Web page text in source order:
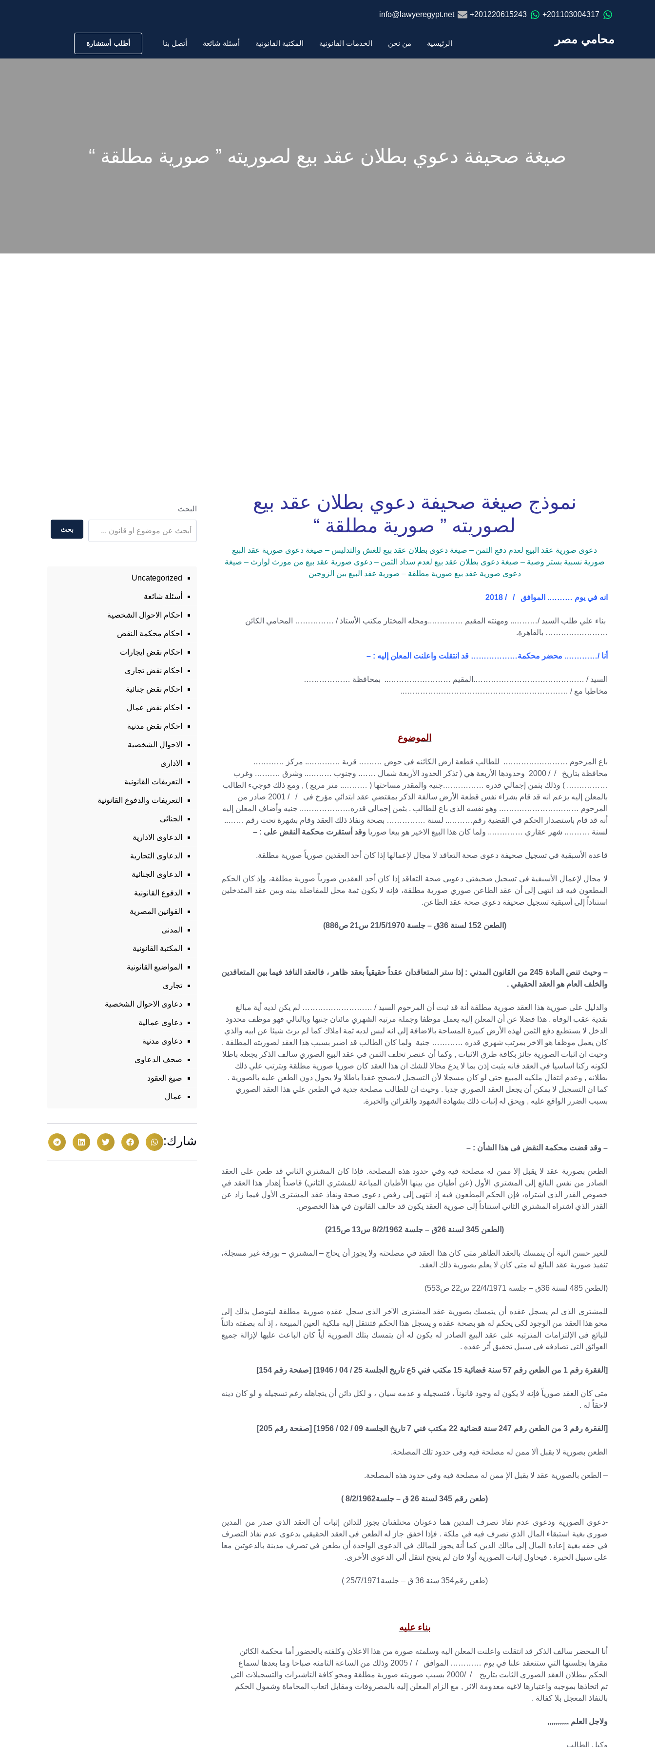
201103004317+
201220615243+
info@lawyeregypt.net
محامي مصر الرئيسية من نحن الخدمات القانونية المكتبة القانونية أسئلة شائعة أتصل بنا أطلب أستشارة
صيغة صحيفة دعوي بطلان عقد بيع لصوريته ” صورية مطلقة “
نموذج صيغة صحيفة دعوي بطلان عقد بيع
لصوريته ” صورية مطلقة “
دعوى صورية عقد البيع لعدم دفع الثمن – صيغة دعوى بطلان عقد بيع للغش والتدليس – صيغة دعوى صورية عقد البيع
صورية نسبية بستر وصية – صيغة دعوى بطلان عقد بيع لعدم سداد الثمن – دعوى صورية عقد بيع من مورث لوارث – صيغة
دعوى صورية عقد بيع صورية مطلقة – صورية عقد البيع بين الزوجين
انه في يوم ………. الموافق / / 2018
بناء علي طلب السيد /……….. ومهنته المقيم …………..ومحله المختار مكتب الأستاذ / …………… المحامي الكائن
…………………… بالقاهرة.
أنا /…………. محضر محكمة……………… قد انتقلت واعلنت المعلن إليه : –
السيد / …………………………………….المقيم …………………….. بمحافظة ………………
مخاطبا مع / ………………………………………………………..
الموضوع
باع المرحوم ……………………. للطالب قطعة ارض الكائنه فى حوض ……… قرية ………….. مركز …………
محافظة بتاريخ / / 2000 وحدودها الأربعة هي ( تذكر الحدود الأربعة شمال ……. وجنوب ……….. وشرق ………. وغرب
……………. ) وذلك بثمن إجمالي قدره …………….جنيه والمقدر مساحتها ( ……….. متر مربع ) , ومع ذلك فوجيء الطالب
بالمعلن إليه يزعم انه قد قام بشراء نفس قطعة الأرض سالفة الذكر بمقتضي عقد ابتدائي مؤرخ فى / / 2001 صادر من
المرحوم …………………………. وهو نفسه الذي باع للطالب . بثمن إجمالي قدره……………….. جنيه وأضاف المعلن إليه
أنه قد قام باستصدار الحكم في القضية رقم……….. لسنة …………… بصحة ونفاذ ذلك العقد وقام بشهرة تحت رقم ……..
لسنة ………. شهر عقاري ………….. ولما كان هذا البيع الاخير هو بيعا صوريا وقد أستقرت محكمة النقض على : –
قاعدة الأسبقية في تسجيل صحيفة دعوى صحة التعاقد لا مجال لإعمالها إذا كان أحد العقدين صورياً صورية مطلقة.
لا مجال لإعمال الأسبقية في تسجيل صحيفتي دعويي صحة التعاقد إذا كان أحد العقدين صورياً صورية مطلقة، وإذ كان الحكم
المطعون فيه قد انتهى إلى أن عقد الطاعن صوري صورية مطلقة، فإنه لا يكون ثمة محل للمفاضلة بينه وبين عقد المتدخلين
استناداً إلى أسبقية تسجيل صحيفة دعوى صحة عقد الطاعن.
(الطعن 152 لسنة 36ق – جلسة 21/5/1970 س21 ص886)
– وحيث تنص المادة 245 من القانون المدني : إذا ستر المتعاقدان عقداً حقيقياً بعقد ظاهر ، فالعقد النافذ فيما بين المتعاقدين
والخلف العام هو العقد الحقيقي .
والدليل على صورية هذا العقد صورية مطلقة أنة قد ثبت أن المرحوم السيد / ……………………… لم يكن لديه أية مبالغ
نقدية عقب الوفاة . هذا فضلا عن أن المعلن إليه يعمل موظفا وجملة مرتبه الشهري مائتان جنيها وبالتالي فهو موظف محدود
الدخل لا يستطيع دفع الثمن لهذه الأرض كبيرة المساحة بالاضافة إلي انه ليس لديه ثمة املاك كما لم يرث شيئا عن ابيه والذي
كان يعمل موظفا هو الاخر بمرتب شهري قدره ………… جنية ولما كان الطالب قد اضير بسبب هذا العقد لصوريته المطلقة .
وحيث ان اثبات الصورية جائز بكافة طرق الاثبات , وكما أن عنصر تخلف الثمن في عقد البيع الصوري سالف الذكر يجعله باطلا
لكونه ركنا اساسيا في العقد فانه يثبت إذن بما لا يدع مجالا للشك ان هذا العقد كان صوريا صورية مطلقة ويترتب علي ذلك
بطلانه , وعدم انتقال ملكيه المبيع حتي لو كان مسجلا لأن التسجيل لايصحح عقدا باطلا ولا يحول دون الطعن عليه بالصورية .
كما ان التسجيل لا يمكن أن يجعل العقد الصوري جديا . وحيث ان للطالب مصلحة جدية في الطعن علي هذا العقد الصوري
بسبب الضرر الواقع عليه , ويحق له إثبات ذلك بشهادة الشهود والقرائن والخبرة.
– وقد قضت محكمة النقض فى هذا الشأن : –
الطعن بصورية عقد لا يقبل إلا ممن له مصلحة فيه وفي حدود هذه المصلحة. فإذا كان المشتري الثاني قد طعن على العقد
الصادر من نفس البائع إلى المشتري الأول (عن أطيان من بينها الأطيان المباعة للمشتري الثاني) قاصداً إهدار هذا العقد في
خصوص القدر الذي اشتراه، فإن الحكم المطعون فيه إذ انتهى إلى رفض دعوى صحة ونفاذ عقد المشتري الأول فيما زاد عن
القدر الذي اشتراه المشتري الثاني استناداً إلى صورية العقد يكون قد خالف القانون في هذا الخصوص.
(الطعن 345 لسنة 26ق – جلسة 8/2/1962 س13 ص215)
للغير حسن النية أن يتمسك بالعقد الظاهر متى كان هذا العقد في مصلحته ولا يجوز أن يحاج – المشتري – بورقة غير مسجلة،
تنفيذ صورية عقد البائع له متى كان لا يعلم بصورية ذلك العقد.
(الطعن 485 لسنة 36ق – جلسة 22/4/1971 س22 ص553)
للمشترى الذى لم يسجل عقده أن يتمسك بصورية عقد المشترى الآخر الذى سجل عقده صورية مطلقة ليتوصل بذلك إلى
محو هذا العقد من الوجود لكى يحكم له هو بصحة عقده و يسجل هذا الحكم فتنتقل إليه ملكية العين المبيعة ، إذ أنه بصفته دائناً
للبائع فى الإلتزامات المترتبه على عقد البيع الصادر له يكون له أن يتمسك بتلك الصورية أياً كان الباعث عليها لإزالة جميع
العوائق التى تصادفه فى سبيل تحقيق أثر عقده .
[الفقرة رقم 1 من الطعن رقم 57 سنة قضائية 15 مكتب فني 5ع تاريخ الجلسة 25 / 04 / 1946] [صفحة رقم 154]
متى كان العقد صورياً فإنه لا يكون له وجود قانوناً ، فتسجيله و عدمه سيان ، و لكل دائن أن يتجاهله رغم تسجيله و لو كان دينه
لاحقاً له .
[الفقرة رقم 3 من الطعن رقم 247 سنة قضائية 22 مكتب فني 7 تاريخ الجلسة 09 / 02 / 1956] [صفحة رقم 205]
الطعن بصورية لا يقبل ألا ممن له مصلحة فيه وفى حدود تلك المصلحة.
– الطعن بالصورية عقد لا يقبل الإ ممن له مصلحة فيه وفى حدود هذه المصلحة.
(طعن رقم 345 لسنة 26 ق – جلسة8/2/1962 )
-دعوى الصورية ودعوى عدم نفاذ تصرف المدين هما دعوتان مختلفتان يجوز للدائن إثبات أن العقد الذي صدر من المدين
صوري بغية استبقاء المال الذي تصرف فيه في ملكة . فإذا اخفق جاز له الطعن في العقد الحقيقي بدعوى عدم نفاذ التصرف
في حقه بغية إعادة المال إلى مالك الدين كما أنة يجوز للمالك في الدعوى الواحدة أن يطعن في تصرف مدينة بالدعوتين معا
على سبيل الخيرة . فيحاول إثبات الصورية أولا فان لم ينجح انتقل ألي الدعوى الأخرى.
(طعن رقم354 سنة 36 ق – جلسة25/7/1971 )
بناء عليه
أنا المحضر سالف الذكر قد انتقلت واعلنت المعلن اليه وسلمته صورة من هذا الاعلان وكلفته بالحضور أما محكمة الكائن
مقرها بجلستها التي ستنعقد علنا في يوم ………… الموافق / / 2005 وذلك من الساعة الثامنه صباحا وما بعدها لسماع
الحكم ببطلان العقد الصوري الثابت بتاريخ / /2000 بسبب صوريته صورية مطلقة ومحو كافة التاشيرات والتسجيلات التي
تم اتخاذها بموجبه واعتبارها لاغيه معدومة الاثر , مع الزام المعلن إليه بالمصروفات ومقابل اتعاب المحاماة وشمول الحكم
بالنفاذ المعجل بلا كفالة .
ولاجل العلم ,,,,,,,,,,,
وكيل الطالب
البحث
بحث
Uncategorized
أسئلة شائعة
احكام الاحوال الشخصية
احكام محكمة النقض
احكام نقض ايجارات
احكام نقض تجارى
احكام نقض جنائية
احكام نقض عمال
احكام نقض مدنية
الاحوال الشخصية
الادارى
التعريفات القانونية
التعريفات والدفوع القانونية
الجنائى
الدعاوى الادارية
الدعاوى التجارية
الدعاوى الجنائية
الدفوع القانونية
القوانين المصرية
المدنى
المكتبة القانونية
المواضيع القانونية
تجارى
دعاوى الاحوال الشخصية
دعاوى عمالية
دعاوى مدنية
صحف الدعاوى
صيغ العقود
عمال
شارك: